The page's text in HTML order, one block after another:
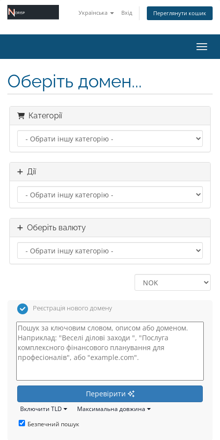
Українська Вхід Переглянути кошик
Оберіть домен...
Категорії
Дії
Оберіть валюту
Реєстрація нового домену
Перевірити
Включити TLD
Максимальна довжина
Безпечний пошук